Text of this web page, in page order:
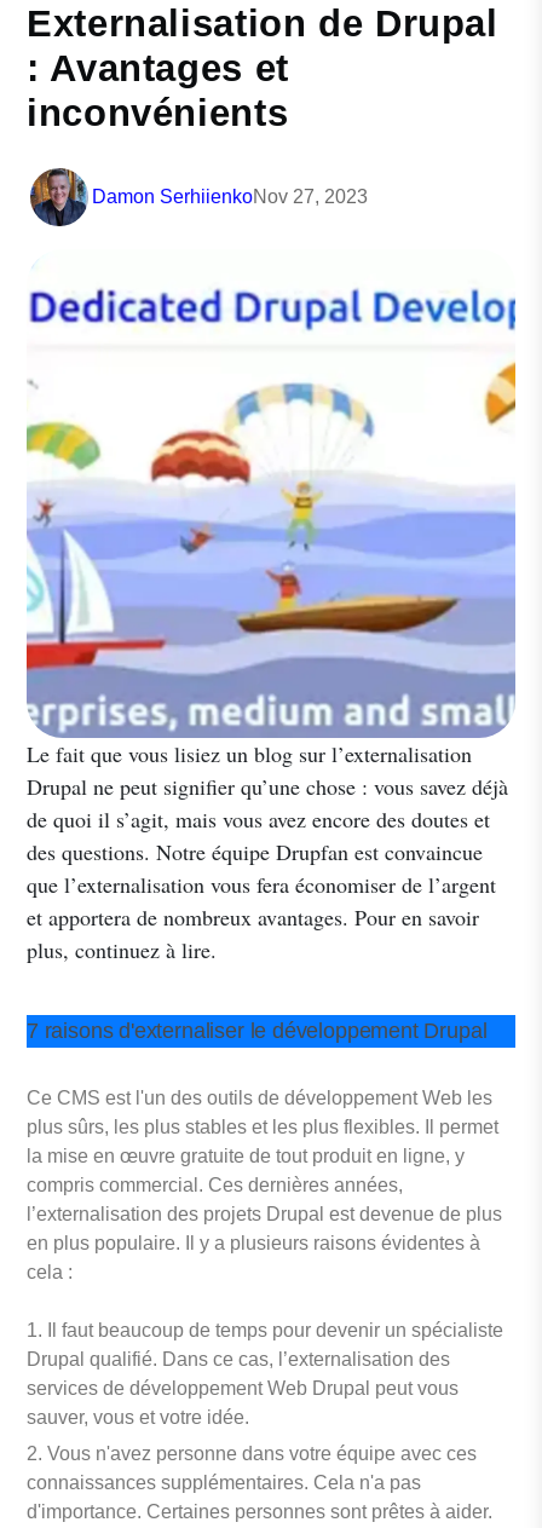
Externalisation de Drupal
: Avantages et
inconvénients
Damon SerhiienkoNov 27, 2023
Le fait que vous lisiez un blog sur l’externalisation
Drupal ne peut signifier qu’une chose : vous savez déjà
de quoi il s’agit, mais vous avez encore des doutes et
des questions. Notre équipe Drupfan est convaincue
que l’externalisation vous fera économiser de l’argent
et apportera de nombreux avantages. Pour en savoir
plus, continuez à lire.
7 raisons d'externaliser le développement Drupal
Ce CMS est l'un des outils de développement Web les
plus sûrs, les plus stables et les plus flexibles. Il permet
la mise en œuvre gratuite de tout produit en ligne, y
compris commercial. Ces dernières années,
l’externalisation des projets Drupal est devenue de plus
en plus populaire. Il y a plusieurs raisons évidentes à
cela :
Il faut beaucoup de temps pour devenir un spécialiste
Drupal qualifié. Dans ce cas, l’externalisation des
services de développement Web Drupal peut vous
sauver, vous et votre idée.
Vous n'avez personne dans votre équipe avec ces
connaissances supplémentaires. Cela n'a pas
d'importance. Certaines personnes sont prêtes à aider.